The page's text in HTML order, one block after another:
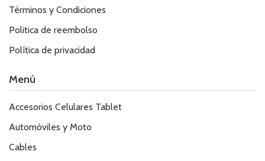
Términos y Condiciones
Politica de reembolso
Política de privacidad
Menú
Accesorios Celulares Tablet
Automóviles y Moto
Cables